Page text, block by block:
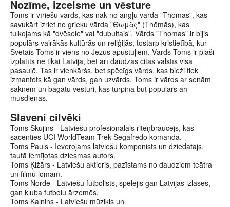
Nozīme, izcelsme un vēsture
Toms ir vīriešu vārds, kas nāk no angļu vārda "Thomas", kas
savukārt izriet no grieķu vārda "Θωμᾶς" (Thōmās), kas
tulkojams kā "dvēsele" vai "dubultais". Vārds "Thomas" ir bijis
populārs vairākās kultūrās un reliģijās, tostarp kristietībā, kur
Svētais Toms ir viens no Jēzus apustuļiem. Vārds Toms ir plaši
izplatīts ne tikai Latvijā, bet arī daudzās citās valstīs visā
pasaulē. Tas ir vienkāršs, bet spēcīgs vārds, kas bieži tiek
izmantots kā gan vārds, gan uzvārds. Toms ir vārds ar senām
saknēm un bagātu vēsturi, kas turpina būt populārs arī
mūsdienās.
Slaveni cilvēki
Toms Skujins - Latviešu profesionālais riteņbraucējs, kas
sacenties UCI WorldTeam Trek-Segafredo komandā.
Toms Pauls - Ievērojams latviešu komponists un dziedātājs,
tautā iemīļotas dziesmas autors.
Toms Ķižārs - Latviešu aktieris, pazīstams no daudziem teātra
un filmu lomām.
Toms Norde - Latviešu futbolists, spēlējis gan Latvijas izlases,
gan kluba futbolu ārzemēs.
Toms Kalnins - Latviešu mūziķis un